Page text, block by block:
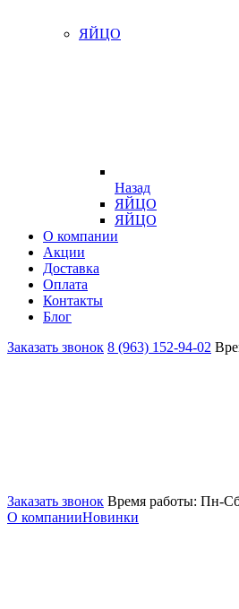
ЯЙЦО
Назад
ЯЙЦО
ЯЙЦО
О компании
Акции
Доставка
Оплата
Контакты
Блог
Заказать звонок 8 (963) 152-94-02
Заказать звонок Время работы: Пн-
О компанииНовинки